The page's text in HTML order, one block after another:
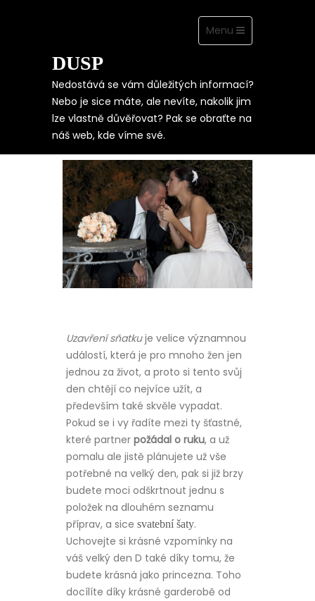
Toggle
navigation
Menu
DUSP
Nedostává se vám důležitých informací?
Nebo je sice máte, ale nevíte, nakolik jim
lze vlastně důvěřovat? Pak se obraťte na
náš web, kde víme své.
SVATEBNÍ DEN SE
VŠÍM VŠUDY
Uzavření sňatkuje velice významnou
událostí, která je pro mnoho žen jen
jednou za život, a proto si tento svůj
den chtějí co nejvíce užít, a
především také skvěle vypadat.
Pokud se i vy řadíte mezi ty šťastné,
které partner požádal o ruku, a už
pomalu ale jistě plánujete už vše
potřebné na velký den, pak si již brzy
budete moci odškrtnout jednu s
položek na dlouhém seznamu
příprav, a sice svatební šaty.
Uchovejte si krásné vzpomínky na
váš velký den D také díky tomu, že
budete krásná jako princezna. Toho
docílíte díky krásné garderobě od